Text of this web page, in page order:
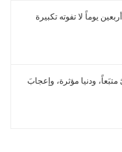
يوماً لا تفوته تكبيرة
ودنيا مؤثرة، وإعجابَ